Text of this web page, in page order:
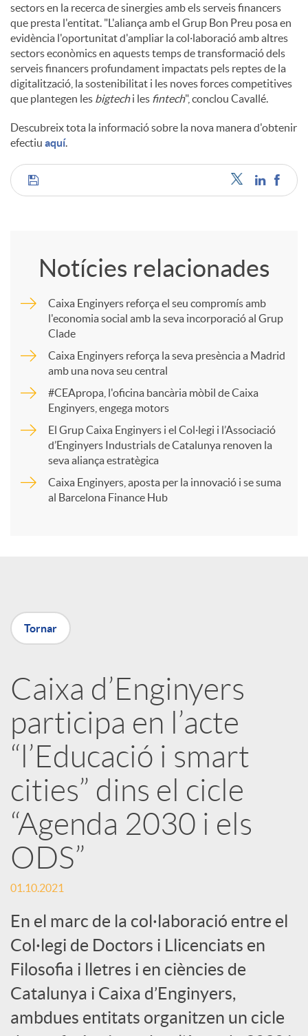
sectors en la recerca de sinergies amb els serveis financers
que presta l'entitat. "L'aliança amb el Grup Bon Preu posa en
evidència l'oportunitat d'ampliar la col·laboració amb altres
sectors econòmics en aquests temps de transformació dels
serveis financers profundament impactats pels reptes de la
digitalització, la sostenibilitat i les noves forces competitives
que plantegen les bigtechi les fintech", conclou Cavallé.
Descubreix tota la informació sobre la nova manera d'obtenir
efectiu aquí.
C
m
r
X
a
r
x
e
s
S
o
c
Notícies relacionades
Caixa Enginyers reforça el seu compromís amb
l'economia social amb la seva incorporació al Grup
Clade
Caixa Enginyers reforça la seva presència a Madrid
amb una nova seu central
#CEApropa, l'oficina bancària mòbil de Caixa
Enginyers, engega motors
El Grup Caixa Enginyers i el Col·legi i l’Associació
d’Enginyers Industrials de Catalunya renoven la
seva aliança estratègica
Caixa Enginyers, aposta per la innovació i se suma
al Barcelona Finance Hub
Tornar
Caixa d’Enginyers
participa en l’acte
“l’Educació i smart
cities” dins el cicle
“Agenda 2030 i els
ODS”
01.10.2021
En el marc de la col·laboració entre el
Col·legi de Doctors i Llicenciats en
Filosofia i lletres i en ciències de
Catalunya i Caixa d’Enginyers,
ambdues entitats organitzen un cicle